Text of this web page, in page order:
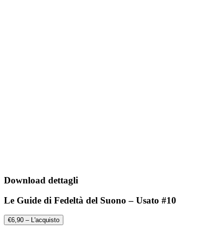
Download dettagli
Le Guide di Fedeltà del Suono – Usato #10
€6,90 – L'acquisto